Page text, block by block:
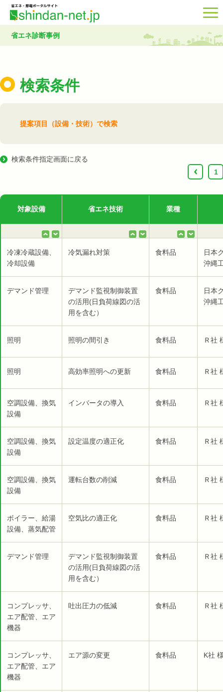
省エネ診断事例
検索条件
提案項目（設備・技術）で検索
検索条件指定画面に戻る
‹
1
対象設備 省エネ技術 業種
冷凍冷蔵設備、
冷却設備
冷気漏れ対策 食料品
日本
沖縄
デマンド管理
デマンド監視制御装置
の活用(日負荷線図の活
用を含む）
食料品
日本
沖縄
照明 照明の間引き 食料品 Ｒ社
照明 高効率照明への更新 食料品 Ｒ社
空調設備、換気
設備
インバータの導入 食料品 Ｒ社
空調設備、換気
設備
設定温度の適正化 食料品 Ｒ社
空調設備、換気
設備
運転台数の削減 食料品 Ｒ社
ボイラー、給湯
設備、蒸気配管
空気比の適正化 食料品 Ｒ社
デマンド管理
デマンド監視制御装置
の活用(日負荷線図の活
用を含む）
食料品 Ｒ社
コンプレッサ、
エア配管、エア
機器
吐出圧力の低減 食料品 Ｒ社
コンプレッサ、
エア配管、エア
機器
エア源の変更 食料品 K社